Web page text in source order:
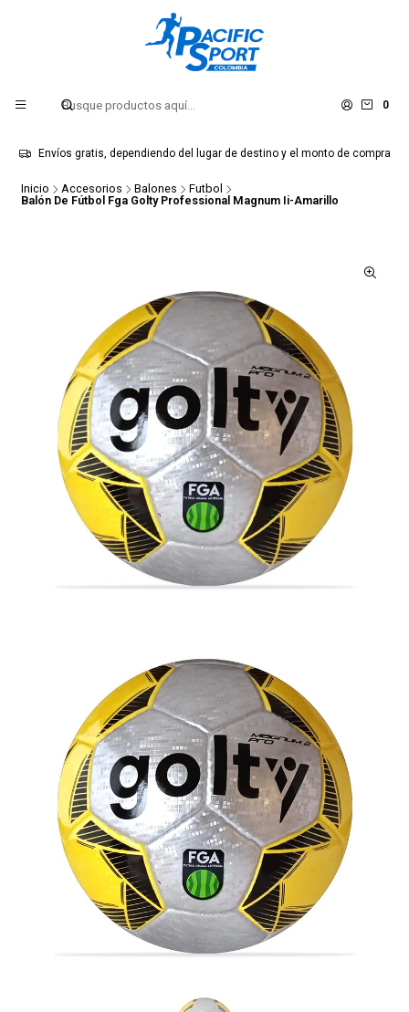
0
Envíos gratis, dependiendo del lugar de destino y el monto de compra
Inicio Accesorios Balones
Futbol
Balón De Fútbol Fga Golty Professional Magnum Ii-Amarillo